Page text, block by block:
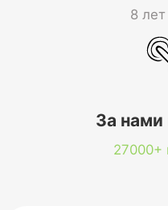
8
За
27000+